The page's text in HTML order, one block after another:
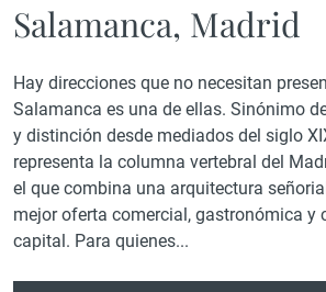
Salamanca, Madrid
Hay direcciones que no necesitan
Salamanca es una de ellas. Sinónimo
y distinción desde mediados del siglo
representa la columna vertebral del
el que combina una arquitectura
mejor oferta comercial, gastronómica y
capital. Para quienes...